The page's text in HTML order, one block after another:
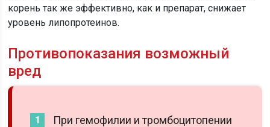
корень так же эффективно, как и препарат, снижает
уровень липопротеинов.
Противопоказания возможный
вред
При гемофилии и тромбоцитопении